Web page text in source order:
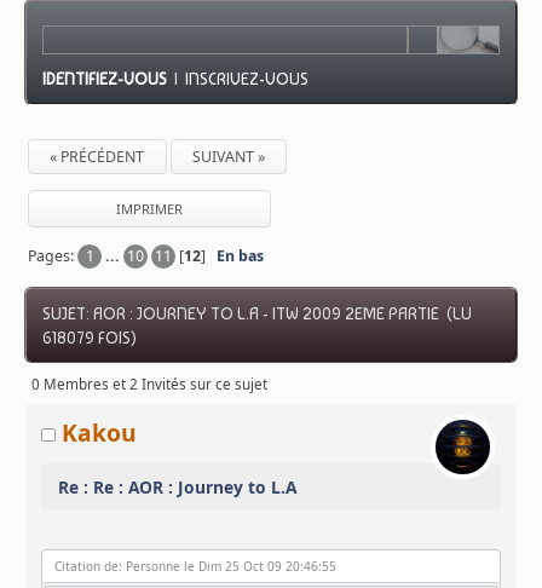
IDENTIFIEZ-VOUS |INSCRIVEZ-VOUS
« PRÉCÉDENT SUIVANT »
IMPRIMER
Pages: 1 ... 10 11 [12] En bas
SUJET: AOR : JOURNEY TO L.A - ITW 2009 2EME PARTIE (LU
618079 FOIS)
0 Membres et 2 Invités sur ce sujet
Kakou
Re : Re : AOR : Journey to L.A
Citation de: Personne le Dim 25 Oct 09 20:46:55